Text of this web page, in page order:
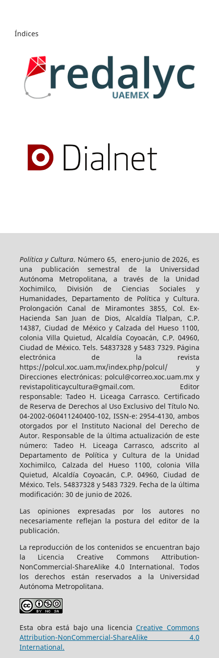
Índices
Política y Cultura. Número 65, enero-junio de 2026, es
una publicación semestral de la Universidad
Autónoma Metropolitana, a través de la Unidad
Xochimilco, División de Ciencias Sociales y
Humanidades, Departamento de Política y Cultura.
Prolongación Canal de Miramontes 3855, Col. Ex-
Hacienda San Juan de Dios, Alcaldía Tlalpan, C.P.
14387, Ciudad de México y Calzada del Hueso 1100,
colonia Villa Quietud, Alcaldía Coyoacán, C.P. 04960,
Ciudad de México. Tels. 54837328 y 5483 7329. Página
electrónica de la revista
https://polcul.xoc.uam.mx/index.php/polcul/ y
Direcciones electrónicas: polcul@correo.xoc.uam.mx y
revistapoliticaycultura@gmail.com. Editor
responsable: Tadeo H. Liceaga Carrasco. Certificado
de Reserva de Derechos al Uso Exclusivo del Título No.
04-2002-060411240400-102, ISSN-e: 2954-4130, ambos
otorgados por el Instituto Nacional del Derecho de
Autor. Responsable de la última actualización de este
número: Tadeo H. Liceaga Carrasco, adscrito al
Departamento de Política y Cultura de la Unidad
Xochimilco, Calzada del Hueso 1100, colonia Villa
Quietud, Alcaldía Coyoacán, C.P. 04960, Ciudad de
México. Tels. 54837328 y 5483 7329. Fecha de la última
modificación: 30 de junio de 2026.
Las opiniones expresadas por los autores no
necesariamente reflejan la postura del editor de la
publicación.
La reproducción de los contenidos se encuentran bajo
la Licencia Creative Commons Attribution-
NonCommercial-ShareAlike 4.0 International. Todos
los derechos están reservados a la Universidad
Autónoma Metropolitana.
Esta obra está bajo una licenciaCreative Commons
Attribution-NonCommercial-ShareAlike 4.0
International.